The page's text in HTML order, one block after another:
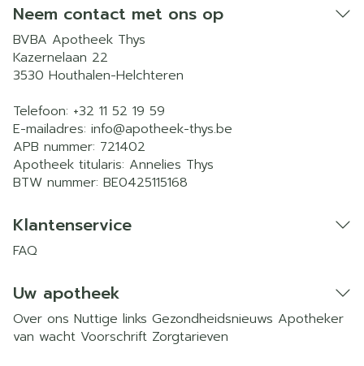
Neem contact met ons op
BVBA Apotheek Thys
Kazernelaan 22
3530 Houthalen-Helchteren
Telefoon: +32 11 52 19 59
E-mailadres: info@apotheek-thys.be
APB nummer: 721402
Apotheek titularis: Annelies Thys
BTW nummer: BE0425115168
Klantenservice
FAQ
Uw apotheek
Over ons Nuttige links Gezondheidsnieuws Apotheker
van wacht Voorschrift Zorgtarieven